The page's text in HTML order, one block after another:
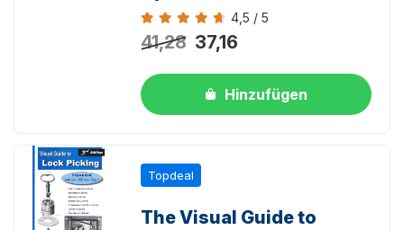
Bewertung 4,5 von 5
4,5 / 5
41,28 37,16
Hinzufügen
Topdeal
The Visual Guide to